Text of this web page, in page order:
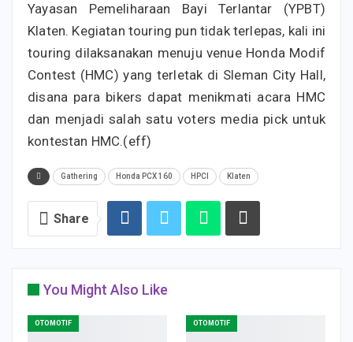
Yayasan Pemeliharaan Bayi Terlantar (YPBT)
Klaten. Kegiatan touring pun tidak terlepas, kali ini
touring dilaksanakan menuju venue Honda Modif
Contest (HMC) yang terletak di Sleman City Hall,
disana para bikers dapat menikmati acara HMC
dan menjadi salah satu voters media pick untuk
kontestan HMC.(eff)
Gathering Honda PCX 160 HPCI Klaten
Share
You Might Also Like
OTOMOTIF OTOMOTIF